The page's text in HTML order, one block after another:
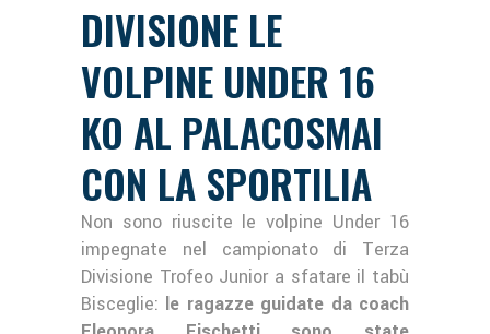
DIVISIONE LE
VOLPINE UNDER 16
KO AL PALACOSMAI
CON LA SPORTILIA
Non sono riuscite le volpine Under 16
impegnate nel campionato di Terza
Divisione Trofeo Junior a sfatare il tabù
Bisceglie: le ragazze guidate da coach